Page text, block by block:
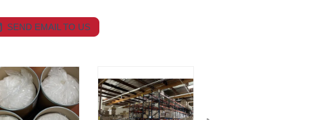
SEND EMAIL TO US